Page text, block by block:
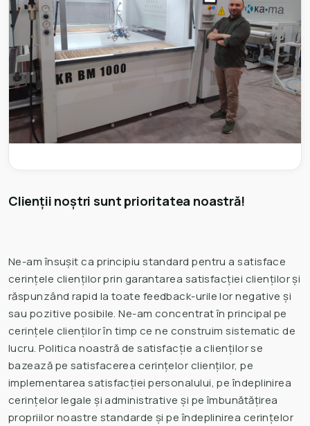
Clienții noștri sunt prioritatea noastră!
Ne-am însușit ca principiu standard pentru a satisface
cerințele clienților prin garantarea satisfacției clienților și
răspunzând rapid la toate feedback-urile lor negative și
sau pozitive posibile. Ne-am concentrat în principal pe
cerințele clienților în timp ce ne construim sistematic de
lucru. Politica noastră de satisfacție a clienților se
bazează pe satisfacerea cerințelor clienților, pe
implementarea satisfacției personalului, pe îndeplinirea
cerințelor legale și administrative și pe îmbunătățirea
propriilor noastre standarde și pe îndeplinirea cerințelor